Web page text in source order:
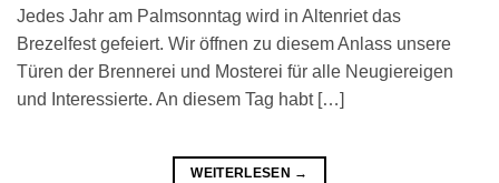
Jedes Jahr am Palmsonntag wird in Altenriet das
Brezelfest gefeiert. Wir öffnen zu diesem Anlass unsere
Türen der Brennerei und Mosterei für alle Neugiereigen
und Interessierte. An diesem Tag habt […]
WEITERLESEN →